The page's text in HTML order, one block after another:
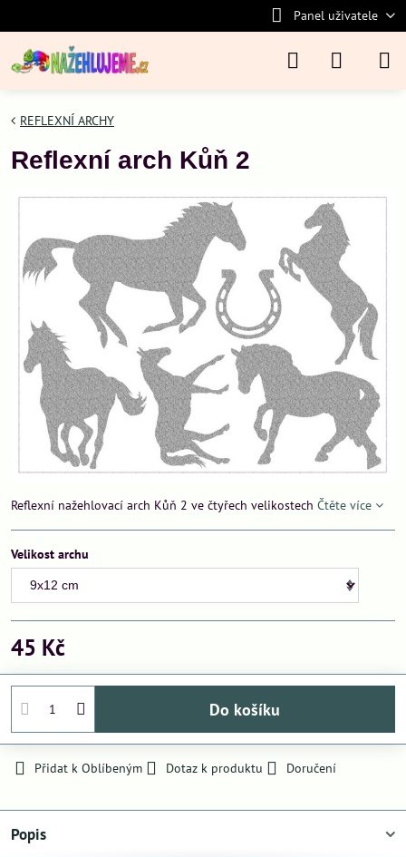
Panel uživatele
REFLEXNÍ ARCHY
Reflexní arch Kůň 2
Reflexní nažehlovací arch Kůň 2 ve čtyřech velikostech Čtěte více
Velikost archu
45 Kč
Do košíku
Přidat k Oblíbeným Dotaz k produktu Doručení
Popis